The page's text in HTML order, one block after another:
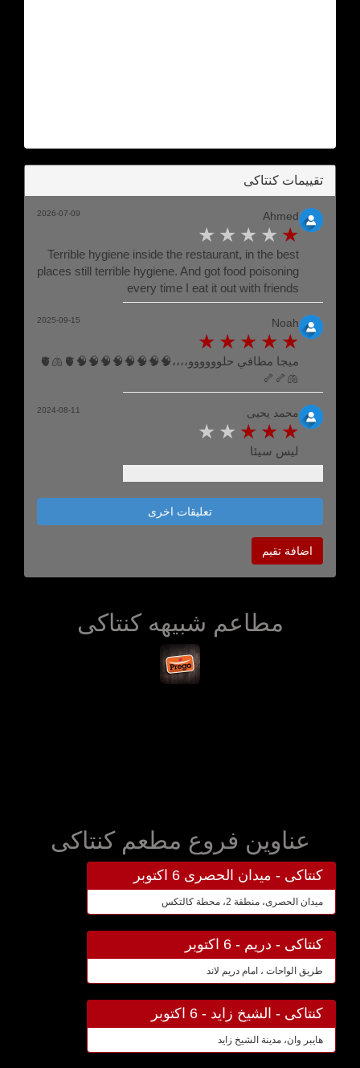
تقييمات كنتاكى
Ahmed
Terrible hygiene inside the restaurant, in the best
places still terrible hygiene. And got food poisoning
every time I eat it out with friends
2026-07-09
Noah
ميجا مطافي حلوووووو،،،،🧠🧠🧠🧠🧠🧠🧠🧠🫀🫁🫀
🫁🦴🦴
2025-09-15
محمد يحيى
ليس سيئا
2024-08-11
تعليقات اخرى
اضافة تقيم
مطاعم شبيهه كنتاكى
عناوين فروع مطعم كنتاكى
كنتاكى - ميدان الحصرى 6 اكتوبر
ميدان الحصرى، منطقة 2، محطة كالتكس
كنتاكى - دريم - 6 اكتوبر
طريق الواحات ، امام دريم لاند
كنتاكى - الشيخ زايد - 6 اكتوبر
هايبر وان، مدينة الشيخ زايد